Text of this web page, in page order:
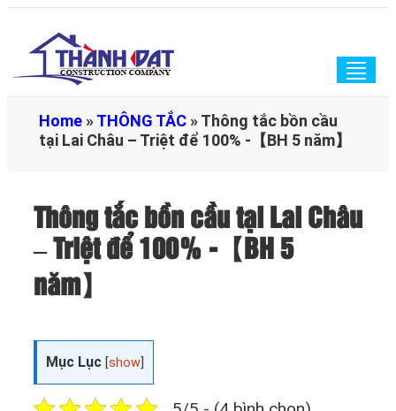
Home »THÔNG TẮC »Thông tắc bồn cầu
tại Lai Châu – Triệt để 100% -【BH 5 năm】
Thông tắc bồn cầu tại Lai Châu
– Triệt để 100% -【BH 5
năm】
Mục Lục [show